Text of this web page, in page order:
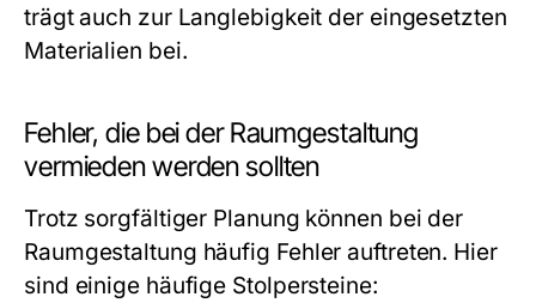
trägt auch zur Langlebigkeit der eingesetzten
Materialien bei.
Fehler, die bei der Raumgestaltung
vermieden werden sollten
Trotz sorgfältiger Planung können bei der
Raumgestaltung häufig Fehler auftreten. Hier
sind einige häufige Stolpersteine: